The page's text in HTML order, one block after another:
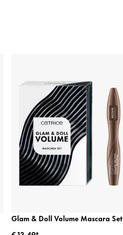
Glam & Doll Volume Mascara Set